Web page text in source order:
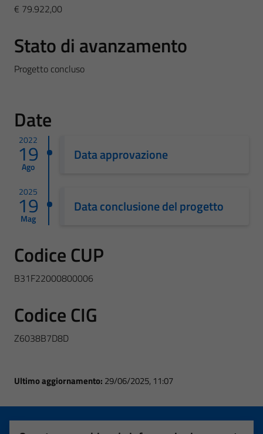
€ 79.922,00
Stato di avanzamento
Progetto concluso
Date
2022
19
Ago
Data approvazione
2025
19
Mag
Data conclusione del progetto
Codice CUP
B31F22000800006
Codice CIG
Z6038B7D8D
Ultimo aggiornamento: 29/06/2025, 11:07